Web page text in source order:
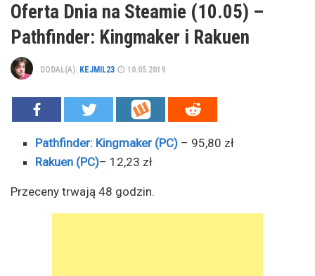
Oferta Dnia na Steamie (10.05) –
Pathfinder: Kingmaker i Rakuen
DODAŁ(A): KEJMIL23 10.05.2019
Pathfinder: Kingmaker (PC) – 95,80 zł
Rakuen (PC)– 12,23 zł
Przeceny trwają 48 godzin.